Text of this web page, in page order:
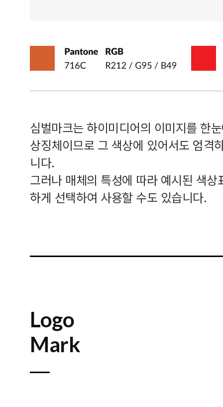
심벌마크는 하이미디어의 이미지를 한
상징체이므로 그 색상에 있어서도 엄격
니다.
그러나 매체의 특성에 따라 예시된 색
하게 선택하여 사용할 수도 있습니다.
Logo
Mark